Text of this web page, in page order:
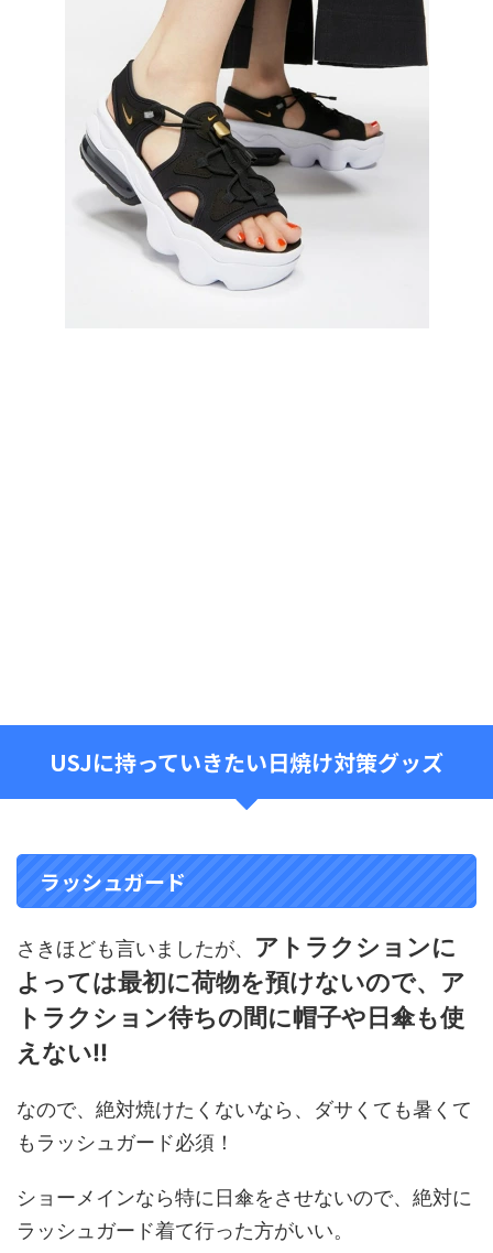
USJに持っていきたい日焼け対策グッズ
ラッシュガード
さきほども言いましたが、 アトラクションに
よっては最初に荷物を預けないので、ア
トラクション待ちの間に帽子や日傘も使
えない‼
なので、絶対焼けたくないなら、ダサくても暑くて
もラッシュガード必須！
ショーメインなら特に日傘をさせないので、絶対に
ラッシュガード着て行った方がいい。